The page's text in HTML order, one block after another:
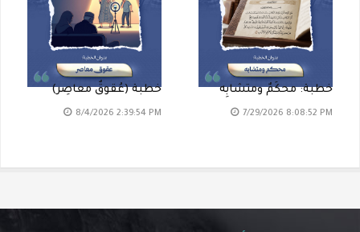
خطبة (عُقوقٌ معاصِر)
8/4/2026 2:39:54 PM
خطبة: محكَمٌ ومتشابِه
7/29/2026 8:08:52 PM